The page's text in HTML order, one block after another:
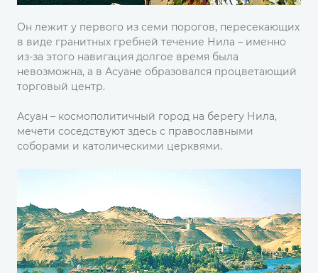
Он лежит у первого из семи порогов, пересекающих
в виде гранитных гребней течение Нила – именно
из-за этого навигация долгое время была
невозможна, а в Асуане образовался процветающий
торговый центр.
Асуан – космополитичный город на берегу Нила,
мечети соседствуют здесь с православными
соборами и католическими церквями.